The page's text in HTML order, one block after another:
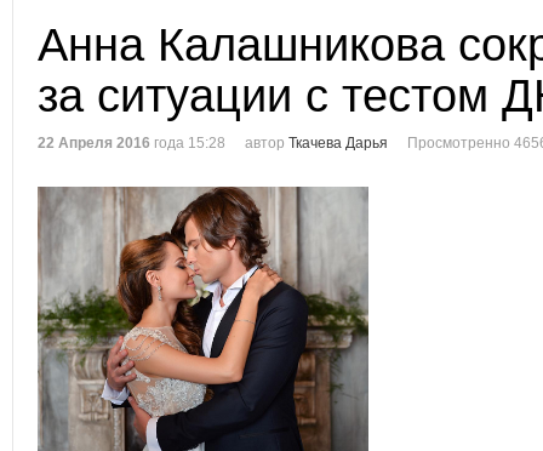
Анна Калашникова
за ситуации с тестом
22 Апреля 2016 года 15:28 автор Ткачева Дарья Просмотренно